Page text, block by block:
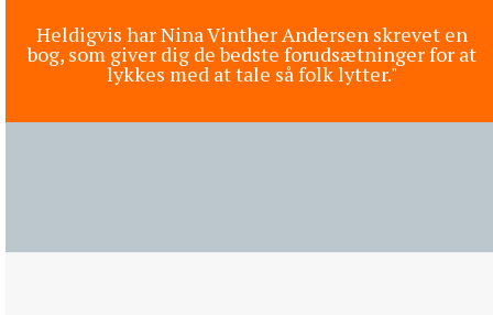
Heldigvis har Nina Vinther Andersen skrevet en
bog, som giver dig de bedste forudsætninger for at
lykkes med at tale så folk lytter."